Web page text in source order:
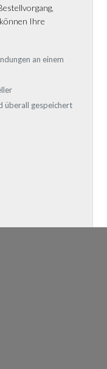
Ihre
an einem
überall gespeichert